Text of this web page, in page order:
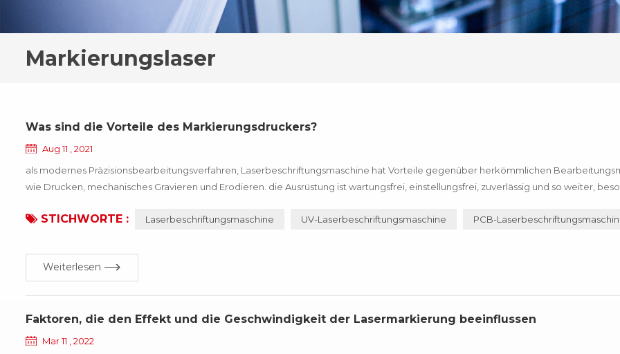
Markierungslaser
Was sind die Vorteile des Markierungsdruckers?
Aug 11 , 2021
als modernes Präzisionsbearbeitungsverfahren, Laserbeschriftungsmaschine hat Vorteile gegenüber herkömmlichen
wie Drucken, mechanisches Gravieren und Erodieren. die Ausrüstung ist wartungsfrei, einstellungsfrei, zuverlässig und so weiter,
STICHWORTE : Laserbeschriftungsmaschine UV-Laserbeschriftungsmaschine PCB-
Weiterlesen
Faktoren, die den Effekt und die Geschwindigkeit der Lasermarkierung beeinflussen
Mar 11 , 2022